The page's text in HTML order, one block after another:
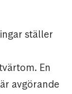
ställer
En
avgörande